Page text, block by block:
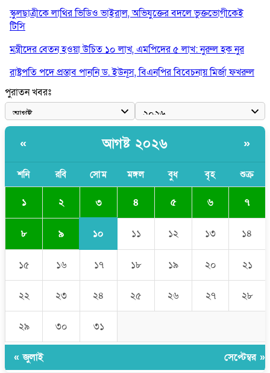
স্কুলছাত্রীকে লাথির ভিডিও ভাইরাল, অভিযুক্তের বদলে ভুক্তভোগীকেই
টিসি
মন্ত্রীদের বেতন হওয়া উচিত ১০ লাখ, এমপিদের ৫ লাখ: নুরুল হক নুর
রাষ্ট্রপতি পদে প্রস্তাব পাননি ড. ইউনূস, বিএনপির বিবেচনায় মির্জা ফখরুল
আধা কিলোমিটারের কাজ চলছে মাসের পর মাস: কুমিল্লার ‘আমতলীতে’
নিত্য দুর্ভোগ
বিশ্ববিদ্যালয়ের ছাত্রী
পুলিশকে পিটিয়ে রক্তাক্ত করেছি এ দৃশ্য কি আপনারা দেখেননি: এনসিপি
নেতা
পুরাতন খবরঃ
« আগষ্ট ২০২৬ »
শনি রবি সোম মঙ্গল বুধ বৃহ শুক্র
১ ২ ৩ ৪ ৫ ৬ ৭
৮ ৯ ১০ ১১ ১২ ১৩ ১৪
১৫ ১৬ ১৭ ১৮ ১৯ ২০ ২১
২২ ২৩ ২৪ ২৫ ২৬ ২৭ ২৮
২৯ ৩০ ৩১
« জুলাই সেপ্টেম্বর »